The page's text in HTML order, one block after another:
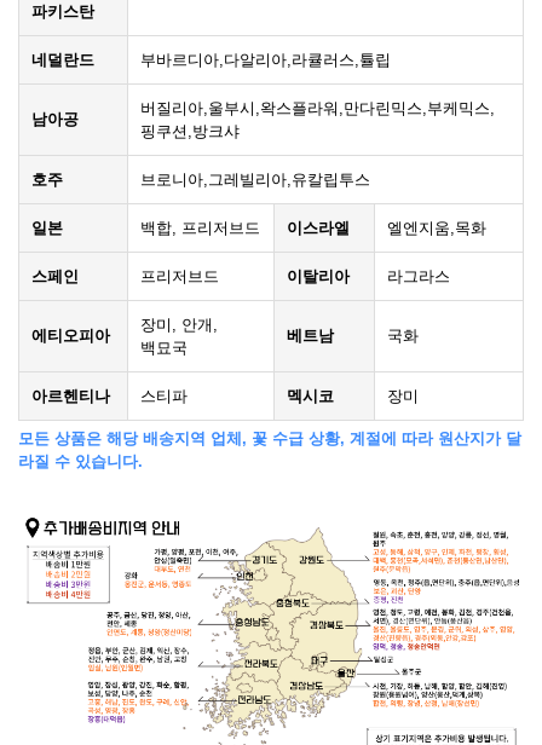
파키스탄
네덜란드 부바르디아,다알리아,라큘러스,튤립
남아공
버질리아,울부시,왁스플라워,만다린믹스,부케믹스,
핑쿠션,방크샤
호주 브로니아,그레빌리아,유칼립투스
일본 백합, 프리저브드 이스라엘 엘엔지움,목화
스페인 프리저브드 이탈리아 라그라스
에티오피아
장미, 안개,
백묘국
베트남 국화
아르헨티나 스티파 멕시코 장미
모든 상품은 해당 배송지역 업체, 꽃 수급 상황, 계절에 따라 원산지가 달
라질 수 있습니다.